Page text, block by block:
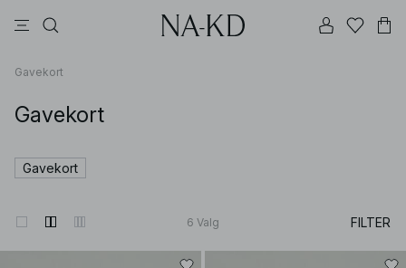
Gavekort
Gavekort
Gavekort
6 Valg FILTER